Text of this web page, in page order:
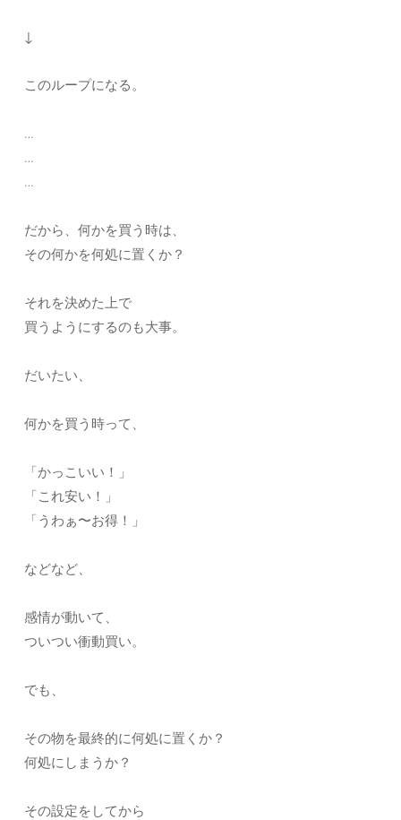
↓
このループになる。
…
…
…
だから、何かを買う時は、
その何かを何処に置くか？
それを決めた上で
買うようにするのも大事。
だいたい、
何かを買う時って、
「かっこいい！」
「これ安い！」
「うわぁ〜お得！」
などなど、
感情が動いて、
ついつい衝動買い。
でも、
その物を最終的に何処に置くか？
何処にしまうか？
その設定をしてから